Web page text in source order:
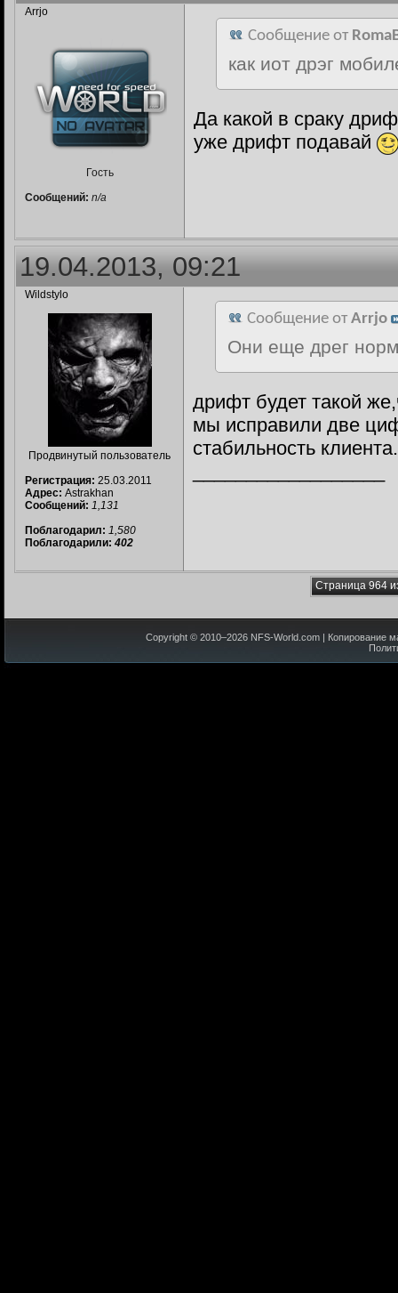
Arrjo
Гость
Сообщений: n/a
Сообщение от
как иот дрэг
Да какой в сраку
уже дрифт подавай
19.04.2013, 09:21
Wildstylo
Продвинутый пользователь
Регистрация: 25.03.2011
Адрес: Astrakhan
Сообщений: 1,131
Поблагодарил: 1,580
Поблагодарили: 402
Сообщение от Arrjo
Они еще дрег
дрифт будет такой
мы исправили две
стабильность
Страница 964
Copyright © 2010–2026 NFS-World.com | Копирование